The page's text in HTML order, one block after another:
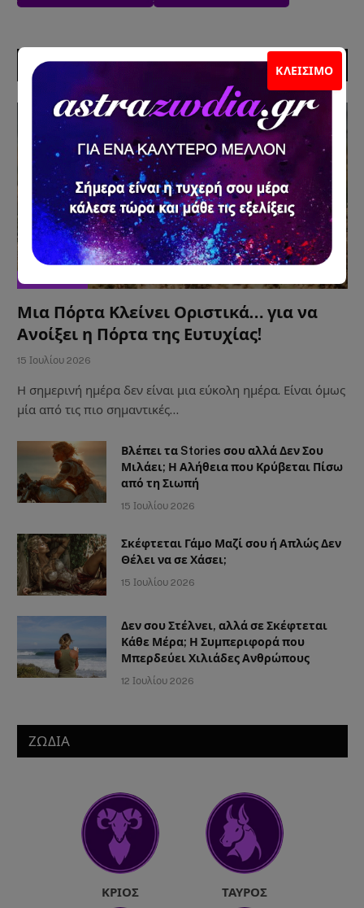
ΚΛΕΊΣΙΜΟ
ΠΡΟΣΦΑΤΑ ΑΡΘΡΑ
Μια Πόρτα Κλείνει Οριστικά… για να
Ανοίξει η Πόρτα της Ευτυχίας!
15 Ιουλίου 2026
Η σημερινή ημέρα δεν είναι μια εύκολη ημέρα. Είναι όμως
μία από τις πιο σημαντικές…
Βλέπει τα Stories σου αλλά Δεν Σου
Μιλάει; Η Αλήθεια που Κρύβεται Πίσω
από τη Σιωπή
15 Ιουλίου 2026
Σκέφτεται Γάμο Μαζί σου ή Απλώς Δεν
Θέλει να σε Χάσει;
15 Ιουλίου 2026
Δεν σου Στέλνει, αλλά σε Σκέφτεται
Κάθε Μέρα; Η Συμπεριφορά που
Μπερδεύει Χιλιάδες Ανθρώπους
12 Ιουλίου 2026
ΖΩΔΙΑ
ΚΡΙΌΣ ΤΑΎΡΟΣ